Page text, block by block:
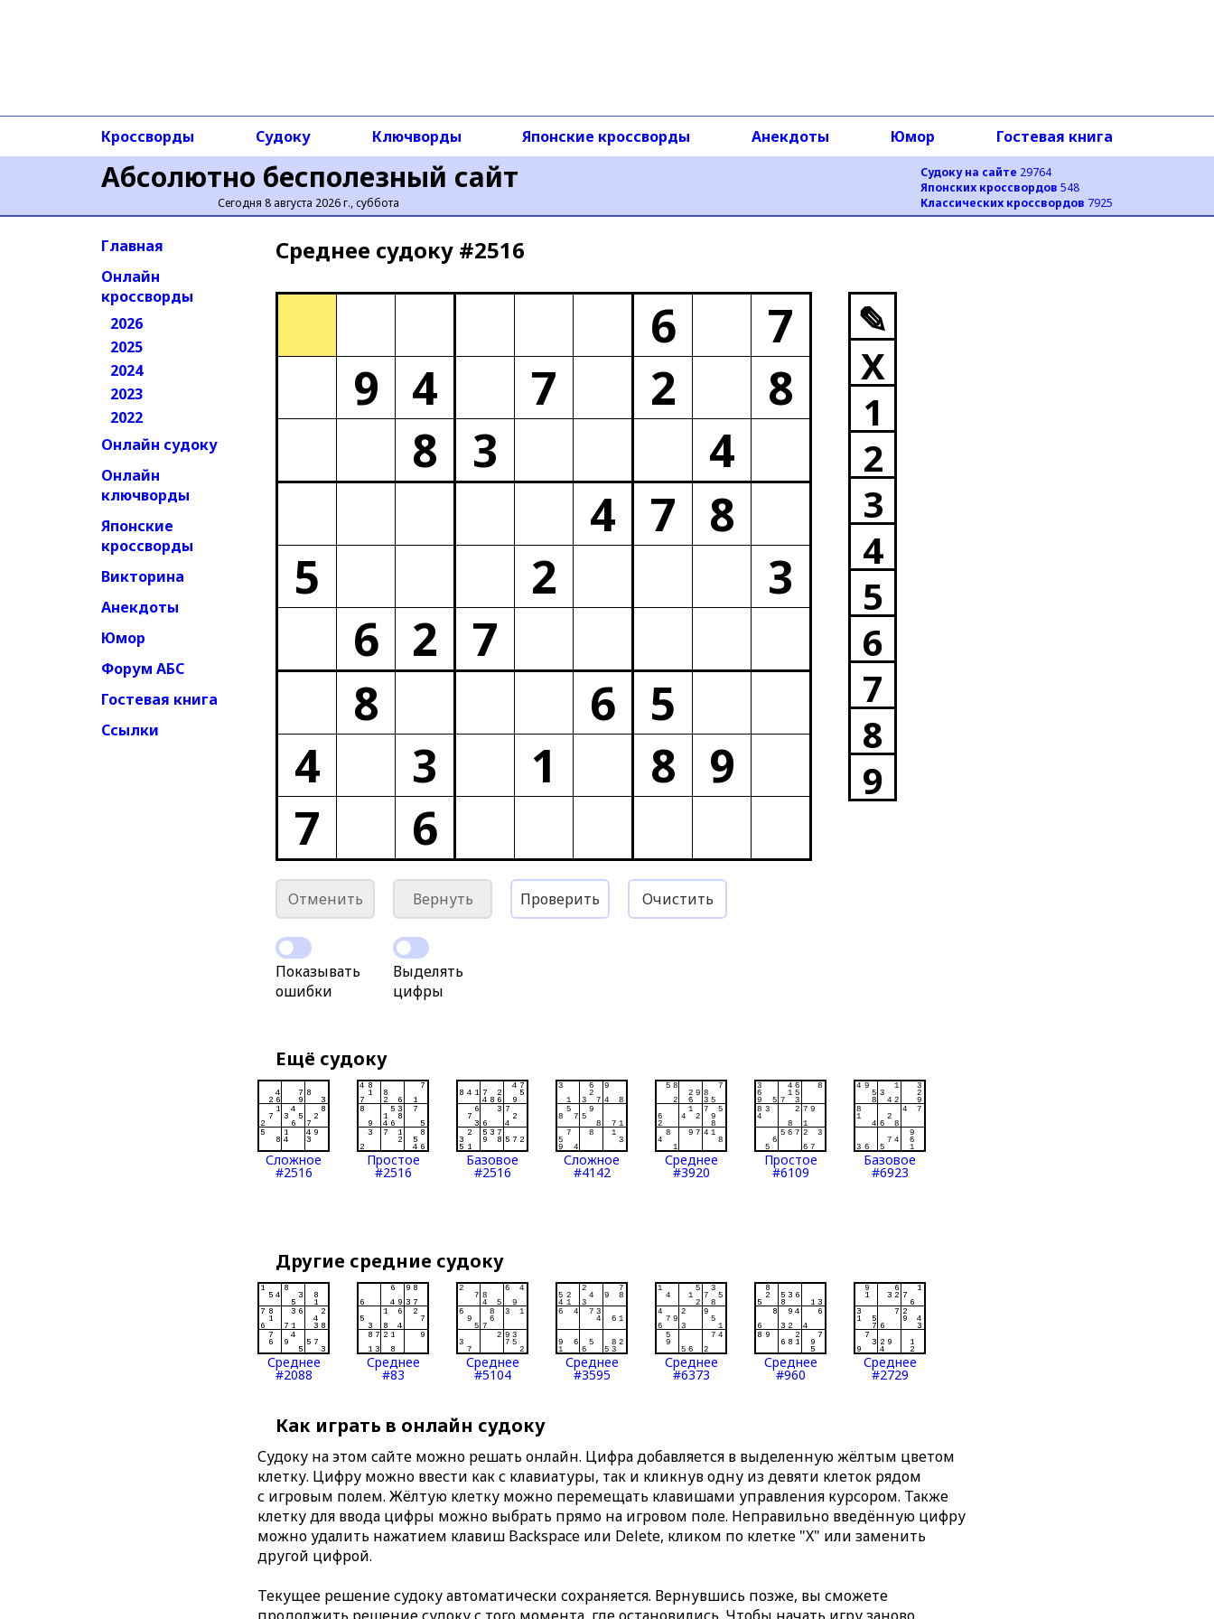
Абсолютно бесполезный сайт
Сегодня 8 августа 2026 г., суббота
Судоку на сайте 29764
Японских кроссвордов 548
Классических кроссвордов 7925
Кроссворды Судоку Ключворды Японские кроссворды Анекдоты Юмор Гостевая книга
Главная
Онлайн
кроссворды
2026
2025
2024
2023
2022
Онлайн судоку
Онлайн
ключворды
Японские
кроссворды
Викторина
Анекдоты
Юмор
Форум АБС
Гостевая книга
Ссылки
Среднее cудоку #2516
6
7
9 4 7 2
8
8
3
4
4 7 8
5
2
3
6 2
7
8
6
5
4
3 1 8 9
7
6
✎
X
1
2
3
4
5
6
7
8
9
Отменить Вернуть Проверить Очистить
Показывать
ошибки
Выделять
цифры
Ещё судоку
Сложное
#2516
Простое
#2516
Базовое
#2516
Сложное
#4142
Среднее
#3920
Простое
#6109
Базовое
#6923
Другие средние судоку
Среднее
#2088
Среднее
#83
Среднее
#5104
Среднее
#3595
Среднее
#6373
Среднее
#960
Среднее
#2729
Как играть в онлайн судоку
Судоку на этом сайте можно решать онлайн. Цифра добавляется в выделенную жёлтым цветом
клетку. Цифру можно ввести как с клавиатуры, так и кликнув одну из девяти клеток рядом
с игровым полем. Жёлтую клетку можно перемещать клавишами управления курсором. Также
клетку для ввода цифры можно выбрать прямо на игровом поле. Неправильно введённую цифру
можно удалить нажатием клавиш Backspace или Delete, кликом по клетке "X" или заменить
другой цифрой.
Текущее решение судоку автоматически сохраняется. Вернувшись позже, вы сможете